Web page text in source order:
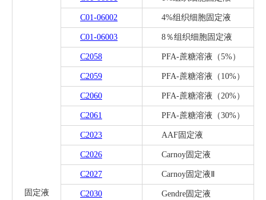
固定液
C01-06002 4%组织细胞固定液
C01-06003 8％组织细胞固定液
C2058 PFA-蔗糖溶液（5%）
C2059 PFA-蔗糖溶液（10%）
C2060 PFA-蔗糖溶液（20%）
C2061 PFA-蔗糖溶液（30%）
C2023 AAF固定液
C2026 Carnoy固定液
C2027 Carnoy固定液Ⅱ
C2030 Gendre固定液